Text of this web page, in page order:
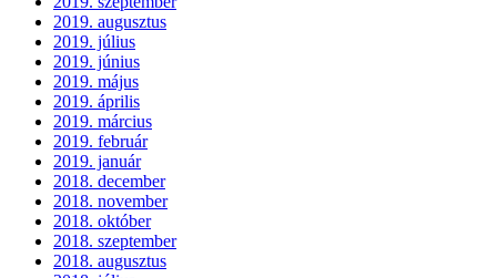
2019. augusztus
2019. július
2019. június
2019. május
2019. április
2019. március
2019. február
2019. január
2018. december
2018. november
2018. október
2018. szeptember
2018. augusztus